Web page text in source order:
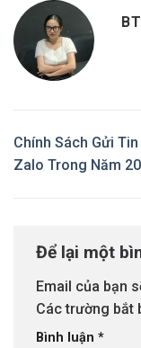
Chính Sách Gửi
Zalo Trong Năm
Để lại một
Email của bạn
Các trường bắt
Bình luận *